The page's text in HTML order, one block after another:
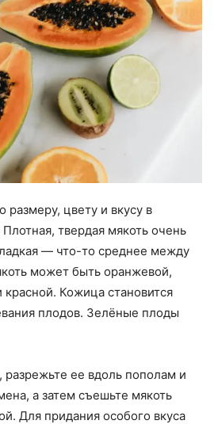
размеру, цвету и вкусу в
твердая мякоть очень
— что-то среднее между
может быть оранжевой,
Кожица становится
плодов. Зелёные плоды
ее вдоль пополам и
а затем съешьте мякоть
Для придания особого вкуса